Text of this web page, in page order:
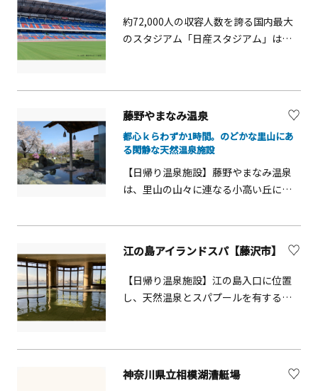
約72,000人の収容人数を誇る国内最大
のスタジアム「日産スタジアム」は、
スおよびジャパンラグビーリーグワン
の横浜キヤノンイーグルスのホームス
タジアムで、サッカーやラグビー等の
国際大会が行われるほか、陸上競技や
コンサートなどのイベントも開催して
います。 2002FIFAワールドカップ
&trade;、ラグビーワールドカップ
競技大会サッカー（男女）という3つの
国際的な大会の決勝戦が行われたファ
イナルスタジアム（Final
Stadium&times;3）でもあります。試
合やイベントがない日には、選手にな
を無料で利用できる日もあります。
藤野やまなみ温泉
都心ｋらわずか1時間。のどかな里山にあ
る閑静な天然温泉施設
【日帰り温泉施設】藤野やまなみ温泉
は、里山の山々に連なる小高い丘にあ
抜群の露天風呂で、四季折々の自然を
す。夜は、満天の星をながめながら楽
しめるのが魅力。特に桜の季節は、お
花見風呂も楽しめます。
江の島アイランドスパ【藤沢市】
【日帰り温泉施設】江の島入口に位置
し、天然温泉とスパプールを有する複
山を一望できる絶好のロケーションで
す。2020年3月、島内徒歩2分の場所に
「ホテル棟」が開業。これまでの日帰
神奈川県立相模湖漕艇場